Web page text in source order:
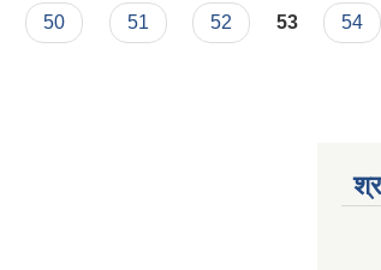
50 51 52 53 54